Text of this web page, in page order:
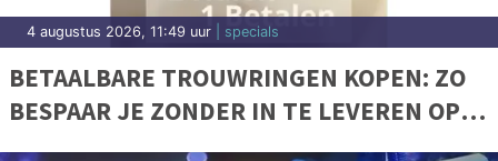
4 augustus 2026, 11:49 uur | specials
BETAALBARE TROUWRINGEN KOPEN: ZO
BESPAAR JE ZONDER IN TE LEVEREN OP
KWALITEIT